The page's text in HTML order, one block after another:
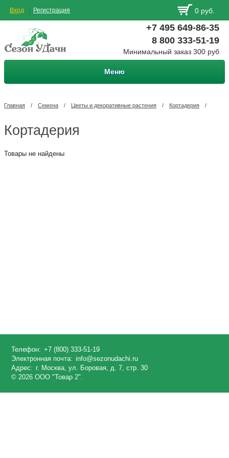
Вход Регистрация 0 руб.
+7 495 649-86-35
8 800 333-51-19
Минимальный заказ 300 руб
Меню
Главная / Семена / Цветы и декоративные растения / Кортадерия /
Кортадерия
Товары не найдены
Телефон: +7 (800) 333-51-19
Электронная почта: info@sezonudachi.ru
Адрес: г. Москва, ул. Боровая, д. 7, стр. 30
© 2026 ООО "Товар 2".